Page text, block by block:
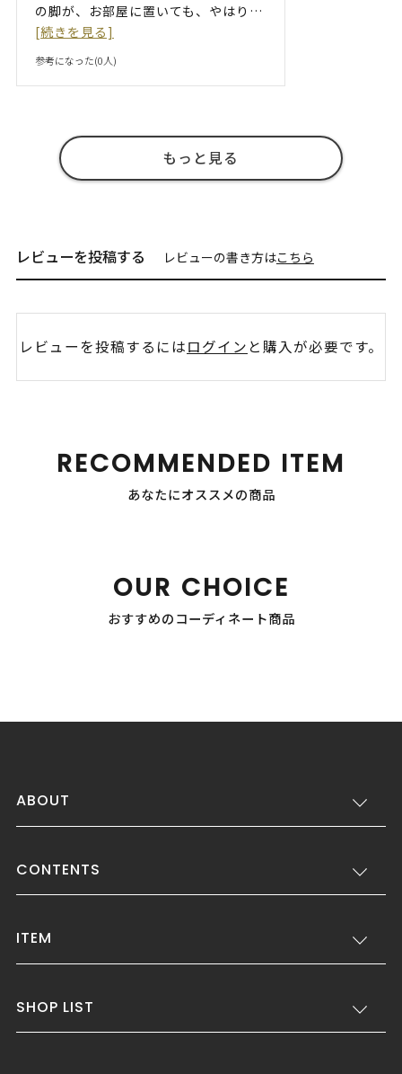
の脚が、お部屋に置いても、やはり …
[続きを見る]
参考になった(0人)
もっと見る
レビューを投稿する レビューの書き方はこちら
レビューを投稿するにはログイン と購入が必要です。
RECOMMENDED ITEM
あなたにオススメの商品
OUR CHOICE
おすすめのコーディネート商品
ABOUT
CONTENTS
ITEM
SHOP LIST